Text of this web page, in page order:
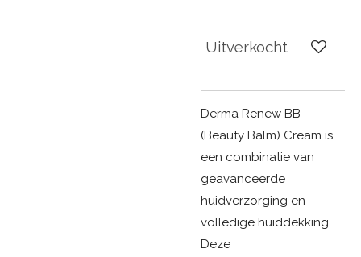
Uitverkocht
Derma Renew BB
(Beauty Balm) Cream is
een combinatie van
geavanceerde
huidverzorging en
volledige huiddekking.
Deze